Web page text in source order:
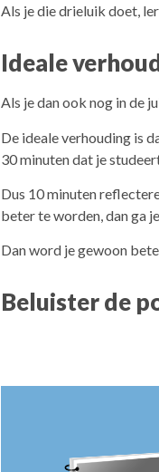
Als je die drieluik doet,
Ideale
Als je dan ook nog in de
De ideale verhouding is
30 minuten dat je
Dus 10 minuten
beter te worden, dan ga
Dan word je gewoon
Beluister de